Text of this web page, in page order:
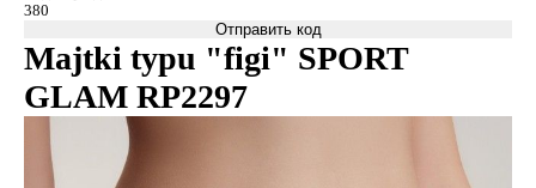
Отправить код
Majtki typu "figi" SPORT
GLAM RP2297